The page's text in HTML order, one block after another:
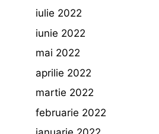
iulie 2022
iunie 2022
mai 2022
aprilie 2022
martie 2022
februarie 2022